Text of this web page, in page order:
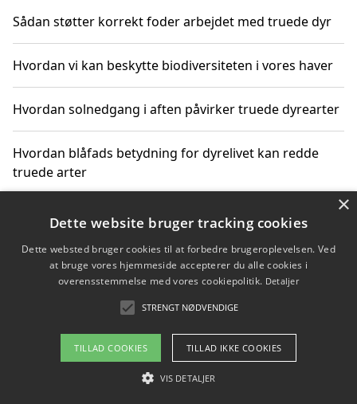
Sådan støtter korrekt foder arbejdet med truede dyr
Hvordan vi kan beskytte biodiversiteten i vores haver
Hvordan solnedgang i aften påvirker truede dyrearter
Hvordan blåfads betydning for dyrelivet kan redde
truede arter
Hvordan kan gaver til unge voksne støtte bevarelsen
Copyright 2026 - Pilanto Aps
Om / kontakt
Blog Betingelser
×
Dette website bruger tracking cookies
Dette websted bruger cookies til at forbedre brugeroplevelsen. Ved
at bruge vores hjemmeside accepterer du alle cookies i
overensstemmelse med vores cookiepolitik. Detaljer
STRENGT NØDVENDIGE
TILLAD COOKIES TILLAD IKKE COOKIES
VIS DETALJER